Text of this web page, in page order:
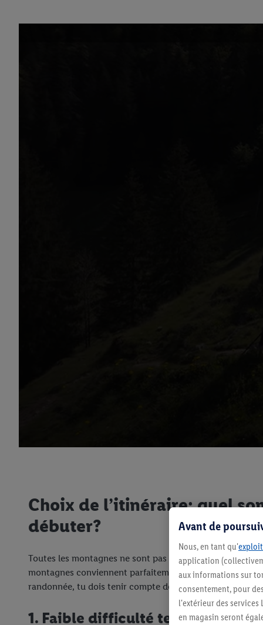
Choix de l’itinéraire: quel
débuter?
Toutes les montagnes ne sont pas adaptées aux novices.
montagnes conviennent parfaitement pour une première
randonnée, tu dois tenir compte des points suivants:
1. Faible difficulté technique
Avant de
Nous, en tant qu'
application
aux informations sur
consentement, pour
l'extérieur des services
en magasin seront